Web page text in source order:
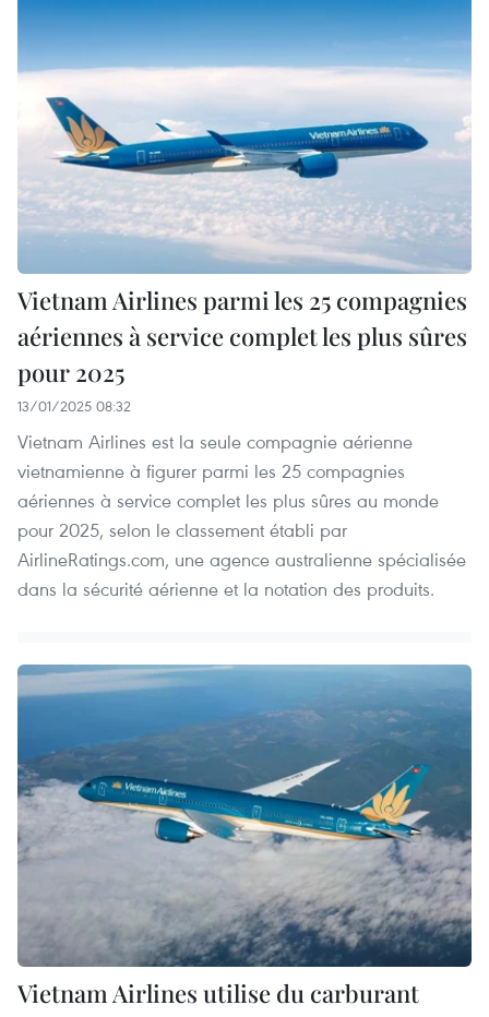
Vietnam Airlines parmi les 25 compagnies
aériennes à service complet les plus sûres
pour 2025
13/01/2025 08:32
Vietnam Airlines est la seule compagnie aérienne
vietnamienne à figurer parmi les 25 compagnies
aériennes à service complet les plus sûres au monde
pour 2025, selon le classement établi par
AirlineRatings.com, une agence australienne spécialisée
dans la sécurité aérienne et la notation des produits.
Vietnam Airlines utilise du carburant